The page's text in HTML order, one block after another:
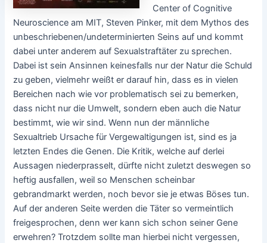
Center of Cognitive
Neuroscience am MIT, Steven Pinker, mit dem Mythos des
unbeschriebenen/undeterminierten Seins auf und kommt
dabei unter anderem auf Sexualstraftäter zu sprechen.
Dabei ist sein Ansinnen keinesfalls nur der Natur die Schuld
zu geben, vielmehr weißt er darauf hin, dass es in vielen
Bereichen nach wie vor problematisch sei zu bemerken,
dass nicht nur die Umwelt, sondern eben auch die Natur
bestimmt, wie wir sind. Wenn nun der männliche
Sexualtrieb Ursache für Vergewaltigungen ist, sind es ja
letzten Endes die Genen. Die Kritik, welche auf derlei
Aussagen niederprasselt, dürfte nicht zuletzt deswegen so
heftig ausfallen, weil so Menschen scheinbar
gebrandmarkt werden, noch bevor sie je etwas Böses tun.
Auf der anderen Seite werden die Täter so vermeintlich
freigesprochen, denn wer kann sich schon seiner Gene
erwehren? Trotzdem sollte man hierbei nicht vergessen,